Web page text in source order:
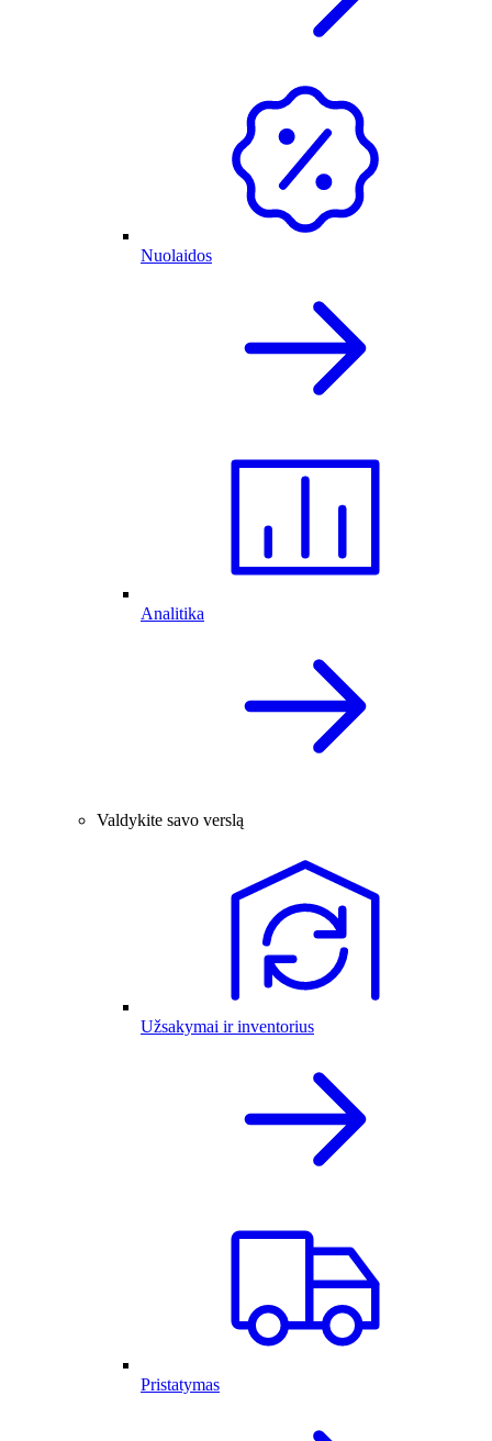
Nuolaidos
Analitika
Valdykite savo verslą
Užsakymai ir inventorius
Pristatymas